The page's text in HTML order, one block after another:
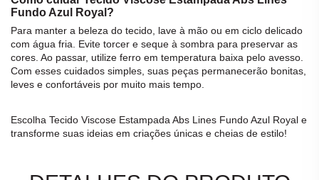
Fundo Azul Royal?
Para manter a beleza do tecido, lave à mão ou em ciclo delicado
com água fria. Evite torcer e seque à sombra para preservar as
cores. Ao passar, utilize ferro em temperatura baixa pelo avesso.
Com esses cuidados simples, suas peças permanecerão bonitas,
leves e confortáveis por muito mais tempo.
Escolha Tecido Viscose Estampada Abs Lines Fundo Azul Royal e
transforme suas ideias em criações únicas e cheias de estilo!